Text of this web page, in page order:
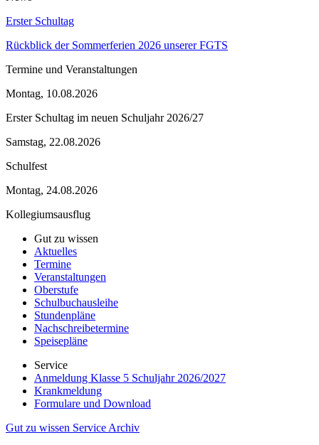
Erster Schultag
Rückblick der Sommerferien 2026 unserer FGTS
Termine und Veranstaltungen
Montag, 10.08.2026
Erster Schultag im neuen Schuljahr 2026/27
Samstag, 22.08.2026
Schulfest
Montag, 24.08.2026
Kollegiumsausflug
Gut zu wissen
Aktuelles
Termine
Veranstaltungen
Oberstufe
Schulbuchausleihe
Stundenpläne
Nachschreibetermine
Speisepläne
Service
Anmeldung Klasse 5 Schuljahr 2026/2027
Krankmeldung
Formulare und Download
Gut zu wissen Service Archiv